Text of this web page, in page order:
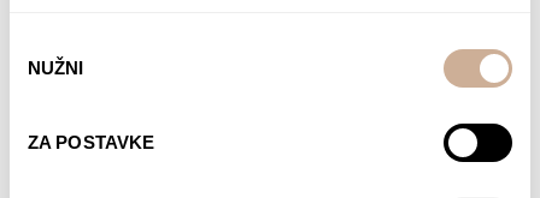
pristanka
NUŽNI
ZA POSTAVKE